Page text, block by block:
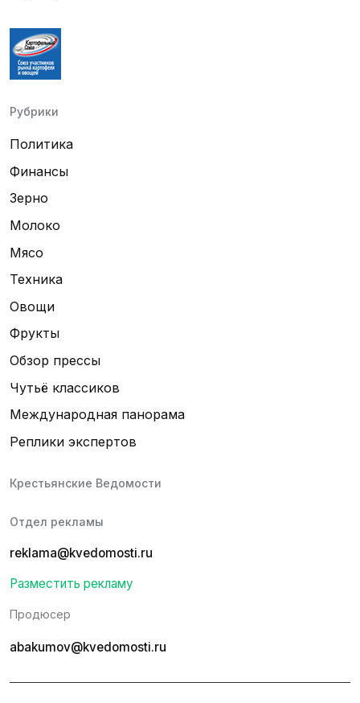
Рубрики
Политика
Финансы
Зерно
Молоко
Мясо
Техника
Овощи
Фрукты
Обзор прессы
Чутьё классиков
Международная панорама
Реплики экспертов
Крестьянские Ведомости
Отдел рекламы
reklama@kvedomosti.ru
Разместить рекламу
Продюсер
abakumov@kvedomosti.ru